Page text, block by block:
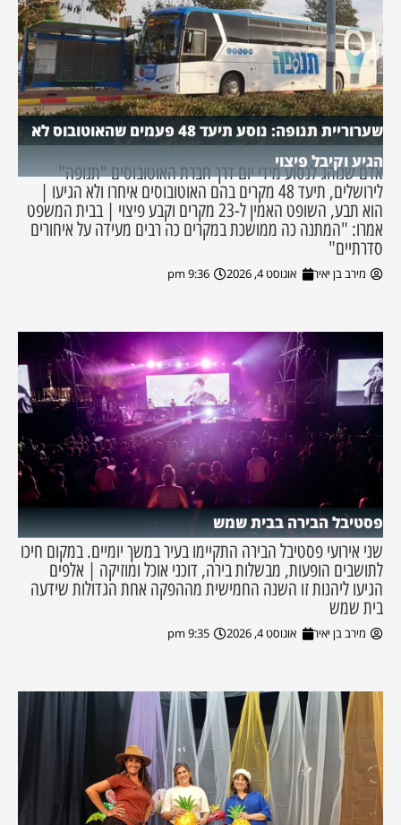
שערוריית תנופה: נוסע תיעד 48 פעמים שהאוטובוס לא
הגיע וקיבל פיצוי
אדם שנוהג לנסוע מידי יום דרך חברת האוטובוסים "תנופה"
לירושלים, תיעד 48 מקרים בהם האוטובוסים איחרו ולא הגיעו |
הוא תבע, השופט האמין ל-23 מקרים וקבע פיצוי | בבית המשפט
אמרו: "המתנה כה ממושכת במקרים כה רבים מעידה על איחורים
סדרתיים"
מירב בן יאיר אוגוסט 4, 2026 9:36 pm
פסטיבל הבירה בבית שמש
שני אירועי פסטיבל הבירה התקיימו בעיר במשך יומיים. במקום חיכו
לתושבים הופעות, מבשלות בירה, דוכני אוכל ומוזיקה | אלפים
הגיעו ליהנות זו השנה החמישית מההפקה אחת הגדולות שידעה
בית שמש
מירב בן יאיר אוגוסט 4, 2026 9:35 pm